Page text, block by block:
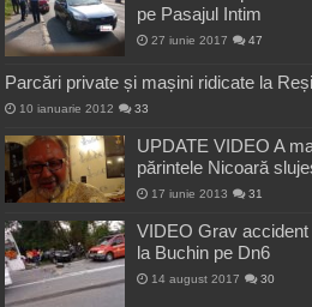
pe Pasajul Intim
27 iunie 2017 47
Parcări private și mașini ridicate la
10 ianuarie 2012 33
UPDATE VIDEO A
părintele Nicoară
17 iunie 2013 31
VIDEO Grav
la Buchin pe Dn6
14 august 2017 30